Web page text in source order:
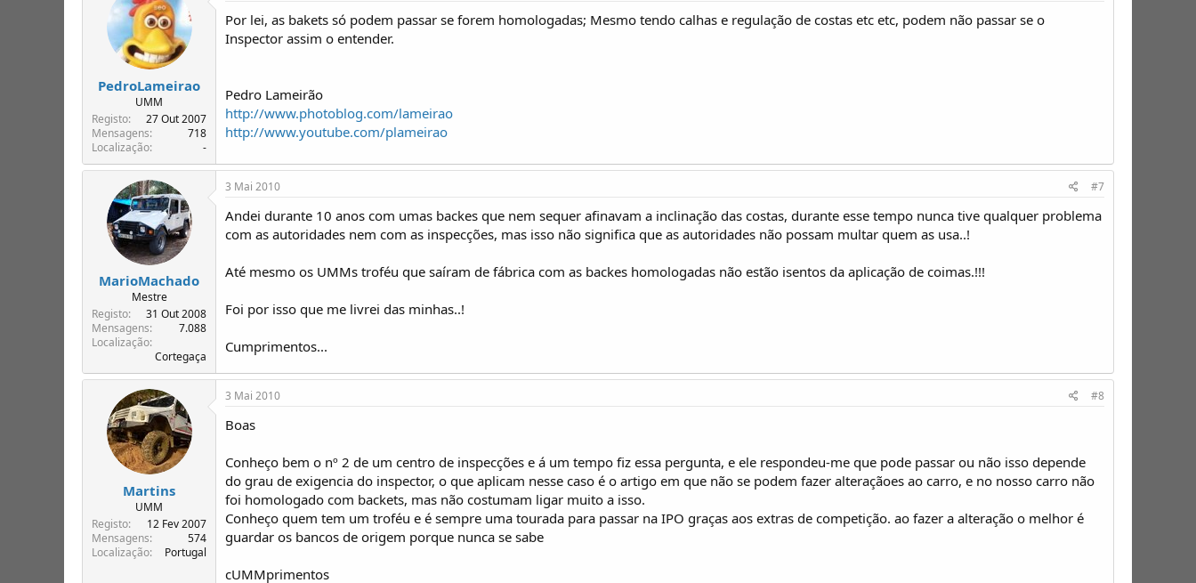
PedroLameirao
UMM
Registo
27 Out 2007
Mensagens
718
Localização
-
Por lei, as bakets só podem passar se forem homologadas; Mesmo tendo calhas e regulação de costas etc etc, podem não passar se o
Inspector assim o entender.
Pedro Lameirão
http://www.photoblog.com/lameirao
http://www.youtube.com/plameirao
MarioMachado
Mestre
Registo
31 Out 2008
Mensagens
7.088
Localização
Cortegaça
3 Mai 2010 #7
Andei durante 10 anos com umas backes que nem sequer afinavam a inclinação das costas, durante esse tempo nunca tive qualquer problema
com as autoridades nem com as inspecções, mas isso não significa que as autoridades não possam multar quem as usa..!
Até mesmo os UMMs troféu que saíram de fábrica com as backes homologadas não estão isentos da aplicação de coimas.!!!
Foi por isso que me livrei das minhas..!
Cumprimentos...
Martins
UMM
Registo
12 Fev 2007
Mensagens
574
Localização
Portugal
3 Mai 2010 #8
Boas
Conheço bem o nº 2 de um centro de inspecções e á um tempo fiz essa pergunta, e ele respondeu-me que pode passar ou não isso depende
do grau de exigencia do inspector, o que aplicam nesse caso é o artigo em que não se podem fazer alteraçãoes ao carro, e no nosso carro não
foi homologado com backets, mas não costumam ligar muito a isso.
Conheço quem tem um troféu e é sempre uma tourada para passar na IPO graças aos extras de competição. ao fazer a alteração o melhor é
guardar os bancos de origem porque nunca se sabe
cUMMprimentos